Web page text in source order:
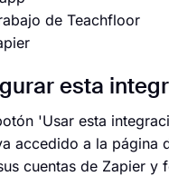
de Teachfloor
esta
'Usar esta
accedido a la
cuentas de Zapier y